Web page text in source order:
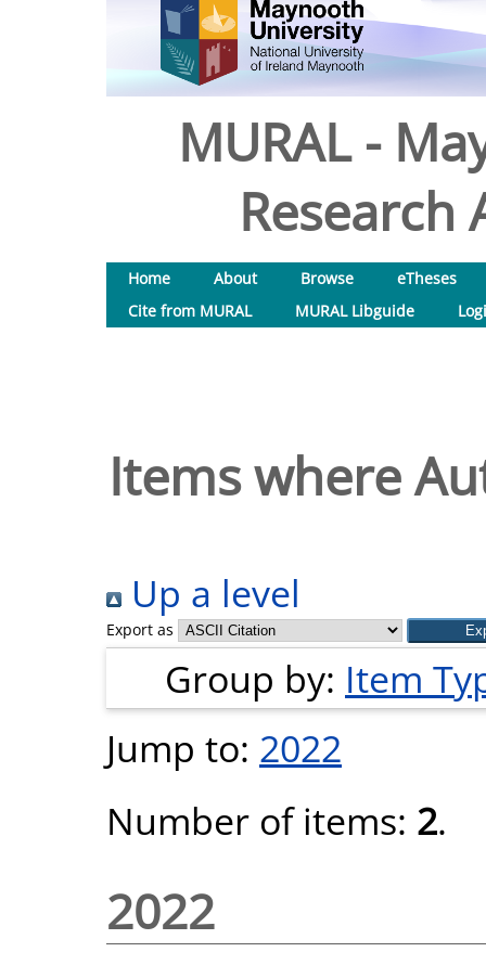
MURAL -
Research
Home About Browse
eTheses
Cite from MURAL
MURAL Libguide
Items where
Up a level
Export as
Group by: Item
Jump to: 2022
Number of items: 2.
2022